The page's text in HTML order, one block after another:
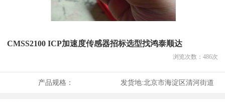
CMSS2100 ICP加速度传感器招标选型找鸿泰顺达
浏览次数： 486次
产品规格： 发货地:北京市海淀区清河街道